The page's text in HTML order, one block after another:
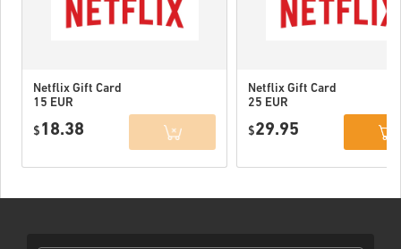
Netflix Gift Card
15 EUR
$ 18.38
Netflix Gift Card
25 EUR
$29.95